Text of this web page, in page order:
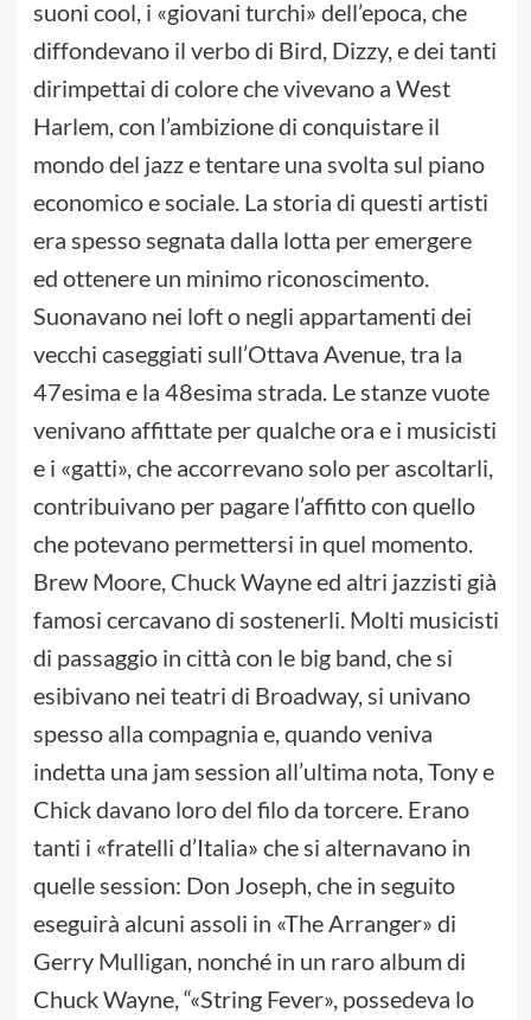
suoni cool, i «giovani turchi» dell’epoca, che
diffondevano il verbo di Bird, Dizzy, e dei tanti
dirimpettai di colore che vivevano a West
Harlem, con l’ambizione di conquistare il
mondo del jazz e tentare una svolta sul piano
economico e sociale. La storia di questi artisti
era spesso segnata dalla lotta per emergere
ed ottenere un minimo riconoscimento.
Suonavano nei loft o negli appartamenti dei
vecchi caseggiati sull’Ottava Avenue, tra la
47esima e la 48esima strada. Le stanze vuote
venivano affittate per qualche ora e i musicisti
e i «gatti», che accorrevano solo per ascoltarli,
contribuivano per pagare l’affitto con quello
che potevano permettersi in quel momento.
Brew Moore, Chuck Wayne ed altri jazzisti già
famosi cercavano di sostenerli. Molti musicisti
di passaggio in città con le big band, che si
esibivano nei teatri di Broadway, si univano
spesso alla compagnia e, quando veniva
indetta una jam session all’ultima nota, Tony e
Chick davano loro del filo da torcere. Erano
tanti i «fratelli d’Italia» che si alternavano in
quelle session: Don Joseph, che in seguito
eseguirà alcuni assoli in «The Arranger» di
Gerry Mulligan, nonché in un raro album di
Chuck Wayne, “«String Fever», possedeva lo